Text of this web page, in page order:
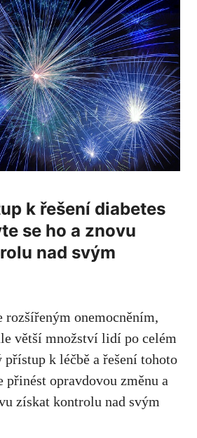
k řešení diabetes⁣
se ho⁢ a znovu⁢
⁣nad svým
rozšířeným onemocněním,
větší množství lidí po celém
přístup⁤ k⁤ léčbě ‍a řešení tohoto
⁣přinést opravdovou změnu a
získat kontrolu nad svým